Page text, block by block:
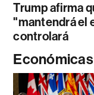
Trump afirma
"mantendrá el
controlará